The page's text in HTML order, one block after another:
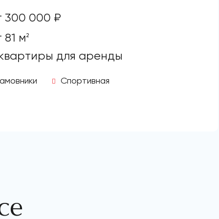
300 000 ₽
81 м2
для аренды
Спортивная